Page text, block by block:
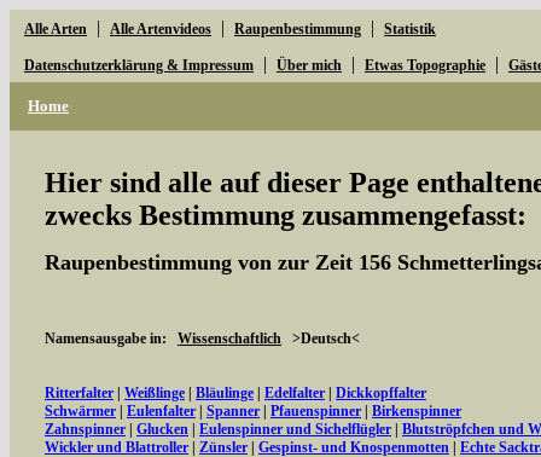
Alle Arten | Alle Artenvideos | Raupenbestimmung | Statistik
Datenschutzerklärung & Impressum | Über mich | Etwas Topographie |
Home
Hier sind alle auf dieser Page
zwecks Bestimmung zusammengefasst:
Raupenbestimmung von zur Zeit 156
Namensausgabe in: Wissenschaftlich >Deutsch<
Ritterfalter Weißlinge Bläulinge Edelfalter
Dickkopffalter
Schwärmer
Eulenfalter Spanner Pfauenspinner
Birkenspinner
Zahnspinner
Glucken Eulenspinner und Sichelflügler
Blutströpfchen und
Wickler und Blattroller
Zünsler Gespinst- und Knospenmotten Echte